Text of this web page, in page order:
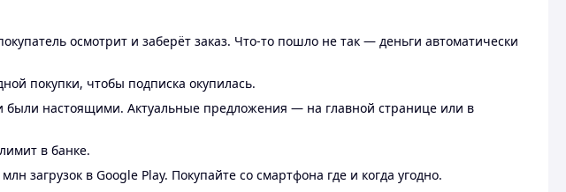
осмотрит и заберёт заказ. Что-то пошло не так — деньги автоматически
покупки, чтобы подписка окупилась.
были настоящими. Актуальные предложения — на главной странице или в
в банке.
загрузок в Google Play. Покупайте со смартфона где и когда угодно.